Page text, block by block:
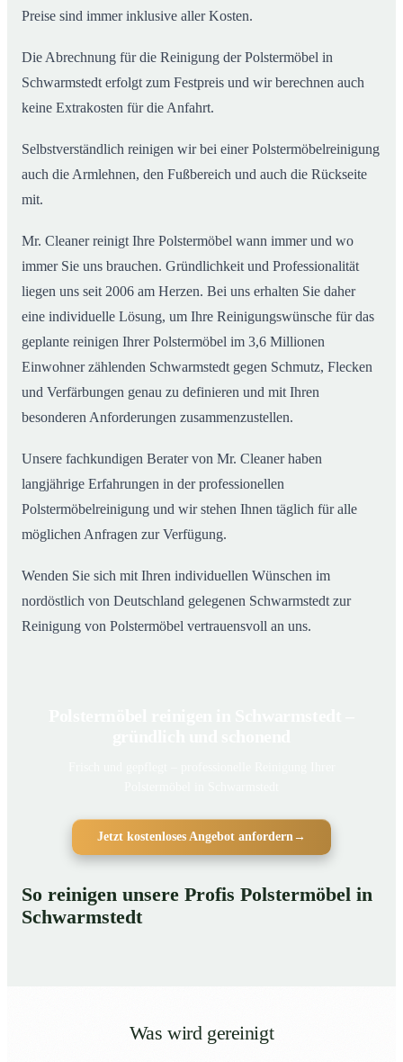
Preise sind immer inklusive aller Kosten.
Die Abrechnung für die Reinigung der Polstermöbel in
Schwarmstedt erfolgt zum Festpreis und wir berechnen auch
keine Extrakosten für die Anfahrt.
Selbstverständlich reinigen wir bei einer Polstermöbelreinigung
auch die Armlehnen, den Fußbereich und auch die Rückseite
mit.
Mr. Cleaner reinigt Ihre Polstermöbel wann immer und wo
immer Sie uns brauchen. Gründlichkeit und Professionalität
liegen uns seit 2006 am Herzen. Bei uns erhalten Sie daher
eine individuelle Lösung, um Ihre Reinigungswünsche für das
geplante reinigen Ihrer Polstermöbel im 3,6 Millionen
Einwohner zählenden Schwarmstedt gegen Schmutz, Flecken
und Verfärbungen genau zu definieren und mit Ihren
besonderen Anforderungen zusammenzustellen.
Unsere fachkundigen Berater von Mr. Cleaner haben
langjährige Erfahrungen in der professionellen
Polstermöbelreinigung und wir stehen Ihnen täglich für alle
möglichen Anfragen zur Verfügung.
Wenden Sie sich mit Ihren individuellen Wünschen im
nordöstlich von Deutschland gelegenen Schwarmstedt zur
Reinigung von Polstermöbel vertrauensvoll an uns.
Jetzt kostenloses Angebot anfordern→
So reinigen unsere Profis Polstermöbel in
Schwarmstedt
Was wird gereinigt